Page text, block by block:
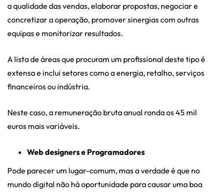
a qualidade das vendas, elaborar propostas, negociar e
concretizar a operação, promover sinergias com outras
equipas e monitorizar resultados.
A lista de áreas que procuram um profissional deste tipo é
extensa e inclui setores como a energia, retalho, serviços
financeiros ou indústria.
Neste caso, a remuneração bruta anual ronda os 45 mil
euros mais variáveis.
Web designers e Programadores
Pode parecer um lugar-comum, mas a verdade é que no
mundo digital não há oportunidade para causar uma boa